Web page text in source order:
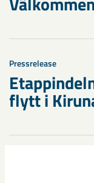
Pressrelease
flytt i